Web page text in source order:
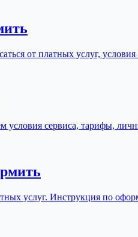
от платных услуг,
условия сервиса, тарифы,
услуг. Инструкция по